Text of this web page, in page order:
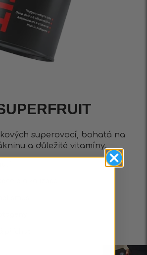
superovocí, bohatá na
a důležité vitamíny.
a alkalizace
příchuť